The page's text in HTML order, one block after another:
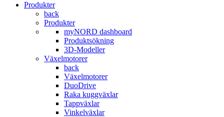
Produkter
back
Produkter
myNORD dashboard
Produktsökning
3D-Modeller
Växelmotorer
back
Växelmotorer
DuoDrive
Raka kuggväxlar
Tappväxlar
Vinkelväxlar